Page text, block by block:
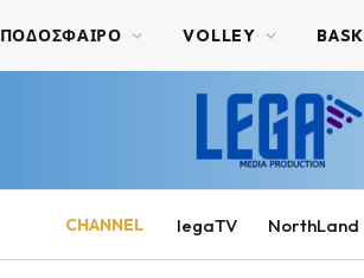
ΠΟΔΟΣΦΑΙΡΟ VOLLEY
CHANNEL legaTV NorthLand